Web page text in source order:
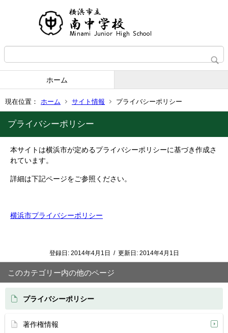
ホーム
現在位置： ホーム サイト情報 プライバシーポリシー
プライバシーポリシー
本サイトは横浜市が定めるプライバシーポリシーに基づき作成さ
れています。
詳細は下記ページをご参照ください。
横浜市プライバシーポリシー
登録日: 2014年4月1日 / 更新日: 2014年4月1日
このカテゴリー内の他のページ
プライバシーポリシー
著作権情報